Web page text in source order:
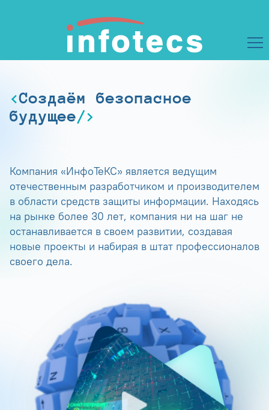
Создаём безопасное
будущее
Компания «ИнфоТеКС» является ведущим
отечественным разработчиком и производителем
в области средств защиты информации. Находясь
на рынке более 30 лет, компания ни на шаг не
останавливается в своем развитии, создавая
новые проекты и набирая в штат профессионалов
своего дела.